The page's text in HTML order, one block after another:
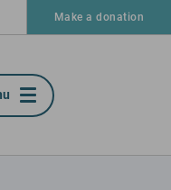
Make a donation